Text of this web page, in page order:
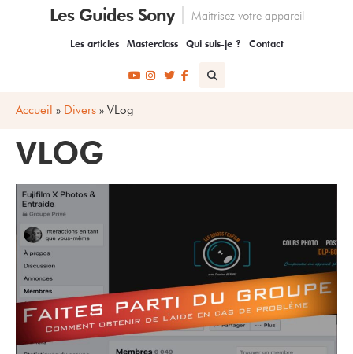
Les Guides Sony Maitrisez votre appareil
Les articles Masterclass Qui suis-je ? Contact
Accueil » Divers » VLog
VLOG